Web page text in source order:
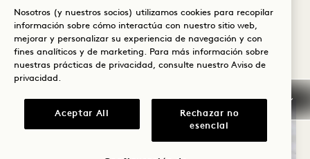
para sus seres queridos como darse un
capricho, encontrará algo especial en este
evento diario.
Nosotros (y nuestros socios) utilizamos cookies para recopilar
información sobre cómo interactúa con nuestro sitio web,
mejorar y personalizar su experiencia de navegación y con
fines analíticos y de marketing. Para más información sobre
nuestras prácticas de privacidad, consulte nuestro Aviso de
privacidad .
Aceptar All
Rechazar no
esencial